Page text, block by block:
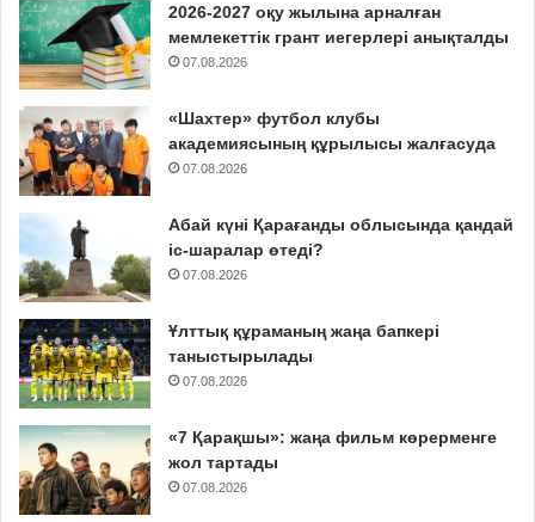
2026-2027 оқу жылына арналған
мемлекеттік грант иегерлері анықталды
07.08.2026
«Шахтер» футбол клубы
академиясының құрылысы жалғасуда
07.08.2026
Абай күні Қарағанды облысында қандай
іс-шаралар өтеді?
07.08.2026
Ұлттық құраманың жаңа бапкері
таныстырылады
07.08.2026
«7 Қарақшы»: жаңа фильм көрерменге
жол тартады
07.08.2026